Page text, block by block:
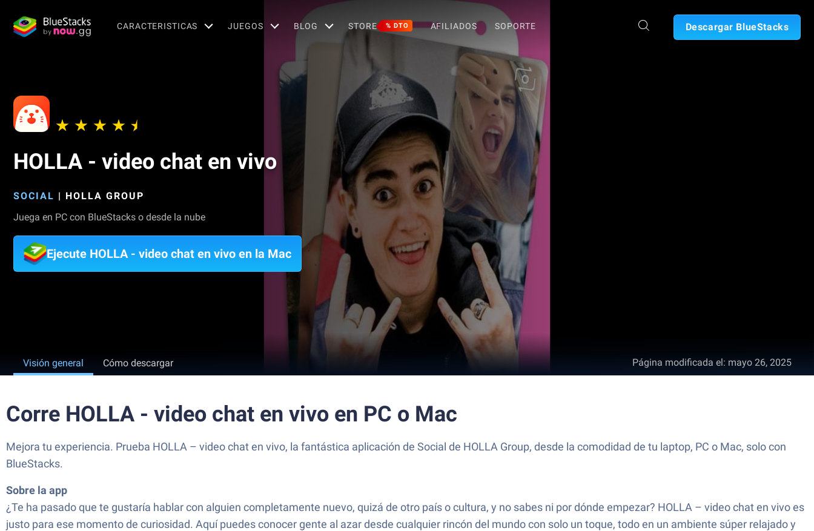
CARACTERISTICAS JUEGOS BLOG STORE % DTO AFILIADOS SOPORTE Descargar BlueStacks
HOLLA - video chat en vivo
SOCIAL | HOLLA GROUP
Juega en PC con BlueStacks o desde la nube
Ejecute HOLLA - video chat en vivo en la Mac
Visión general Cómo descargar Página modificada el: mayo 26, 2025
Corre HOLLA - video chat en vivo en PC o Mac
Mejora tu experiencia. Prueba HOLLA – video chat en vivo, la fantástica aplicación de Social de HOLLA Group, desde la comodidad de tu laptop, PC o Mac, solo con
BlueStacks.
Sobre la app
¿Te ha pasado que te gustaría hablar con alguien completamente nuevo, quizá de otro país o cultura, y no sabes ni por dónde empezar? HOLLA – video chat en vivo es
justo para ese momento de curiosidad. Aquí puedes conocer gente al azar desde cualquier rincón del mundo con solo un toque, todo en un ambiente súper relajado y